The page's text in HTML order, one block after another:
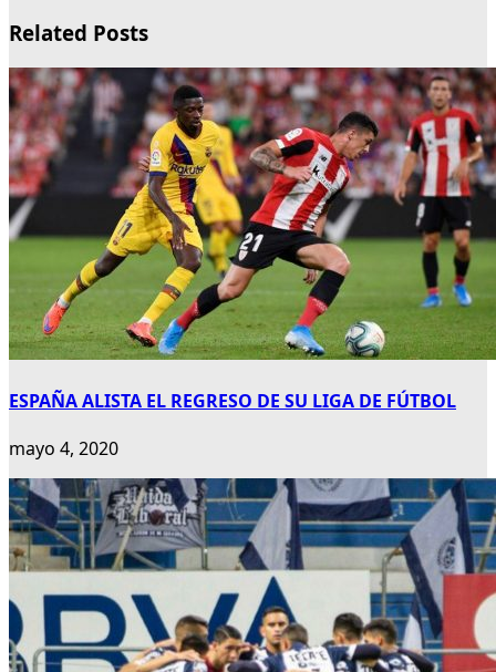
Related Posts
ESPAÑA ALISTA EL REGRESO DE SU LIGA DE FÚTBOL
mayo 4, 2020